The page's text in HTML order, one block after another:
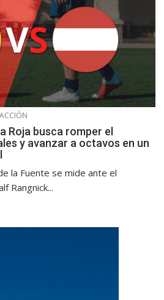
Roja busca romper el
y avanzar a octavos en un
la Fuente se mide ante el
Rangnick...